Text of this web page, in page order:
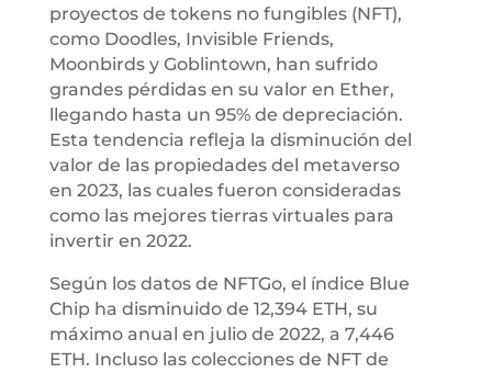
proyectos de tokens no fungibles (NFT),
como Doodles, Invisible Friends,
Moonbirds y Goblintown, han sufrido
grandes pérdidas en su valor en Ether,
llegando hasta un 95% de depreciación.
Esta tendencia refleja la disminución del
valor de las propiedades del metaverso
en 2023, las cuales fueron consideradas
como las mejores tierras virtuales para
invertir en 2022.
Según los datos de NFTGo, el índice Blue
Chip ha disminuido de 12,394 ETH, su
máximo anual en julio de 2022, a 7,446
ETH. Incluso las colecciones de NFT de